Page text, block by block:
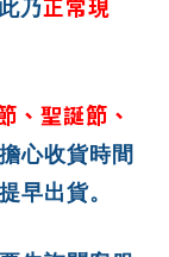
乃正常現
、聖誕節、
擔心收貨時間
早出貨。